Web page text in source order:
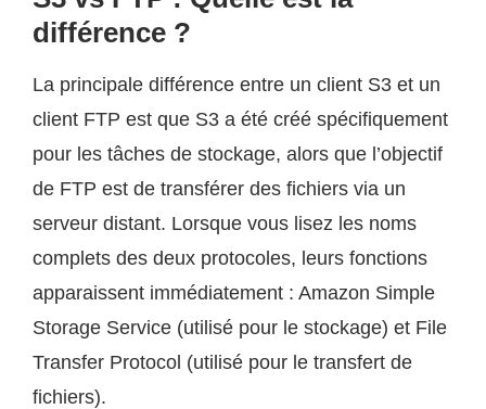
différence ?
La principale différence entre un client S3 et un
client FTP est que S3 a été créé spécifiquement
pour les tâches de stockage, alors que l’objectif
de FTP est de transférer des fichiers via un
serveur distant. Lorsque vous lisez les noms
complets des deux protocoles, leurs fonctions
apparaissent immédiatement : Amazon Simple
Storage Service (utilisé pour le stockage) et File
Transfer Protocol (utilisé pour le transfert de
fichiers).